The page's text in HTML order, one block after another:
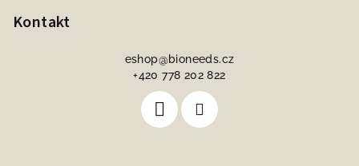
Kontakt
eshop@bioneeds.cz
+420 778 202 822